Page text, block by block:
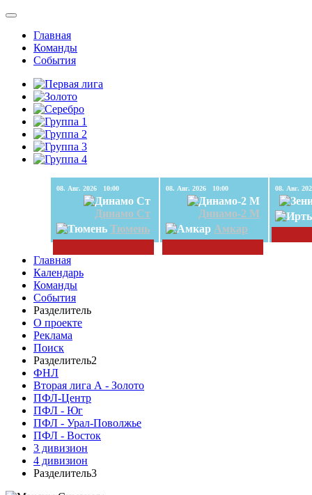
Главная
Команды
События
08. Авг. 2026 10:00
Динамо Ст
Тюмень
08. Авг. 2026 10:00
Динамо-2 М
Амкар
Главная
Календарь
Команды
События
Разделитель
О проекте
Реклама
Поиск
Разделитель2
ФНЛ
Вторая лига А - Золото
ПФЛ-Центр
ПФЛ - Юг
ПФЛ - Урал-Поволжье
ПФЛ - Восток
3 дивизион
4 дивизион
Разделитель3